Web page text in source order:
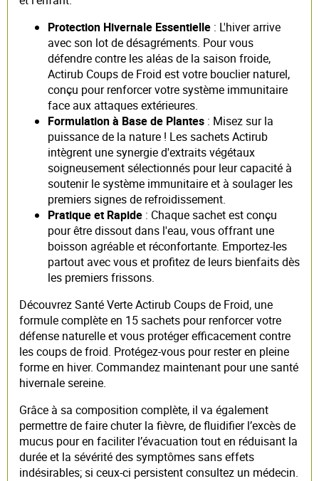
Protection Hivernale Essentielle : L'hiver arrive
avec son lot de désagréments. Pour vous
défendre contre les aléas de la saison froide,
Actirub Coups de Froid est votre bouclier naturel,
conçu pour renforcer votre système immunitaire
face aux attaques extérieures.
Formulation à Base de Plantes : Misez sur la
puissance de la nature ! Les sachets Actirub
intègrent une synergie d'extraits végétaux
soigneusement sélectionnés pour leur capacité à
soutenir le système immunitaire et à soulager les
premiers signes de refroidissement.
Pratique et Rapide : Chaque sachet est conçu
pour être dissout dans l'eau, vous offrant une
boisson agréable et réconfortante. Emportez-les
partout avec vous et profitez de leurs bienfaits dès
les premiers frissons.
Découvrez Santé Verte Actirub Coups de Froid, une
formule complète en 15 sachets pour renforcer votre
défense naturelle et vous protéger efficacement contre
les coups de froid. Protégez-vous pour rester en pleine
forme en hiver. Commandez maintenant pour une santé
hivernale sereine.
Grâce à sa composition complète, il va également
permettre de faire chuter la fièvre, de fluidifier l’excès de
mucus pour en faciliter l’évacuation tout en réduisant la
durée et la sévérité des symptômes sans effets
indésirables; si ceux-ci persistent consultez un médecin.